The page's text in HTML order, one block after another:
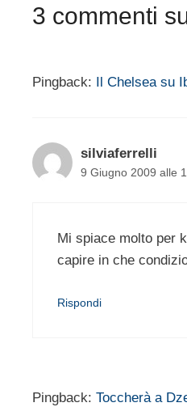
3 commenti
Pingback: Il Chelsea su
silviaferrelli
9 Giugno 2009 alle
Mi spiace molto per
capire in che
Rispondi
Pingback: Toccherà a